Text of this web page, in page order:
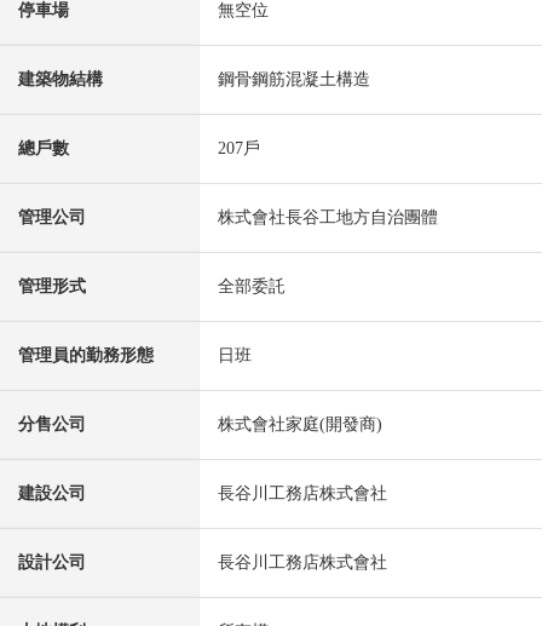
停車場 無空位
建築物結構 鋼骨鋼筋混凝土構造
總戶數 207戶
管理公司 株式會社長谷工地方自治團體
管理形式 全部委託
管理員的勤務形態 日班
分售公司 株式會社家庭(開發商)
建設公司 長谷川工務店株式會社
設計公司 長谷川工務店株式會社